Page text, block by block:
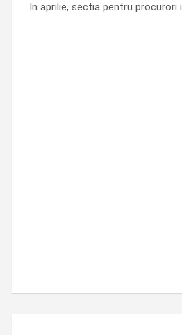
In aprilie, sectia pentru procurori